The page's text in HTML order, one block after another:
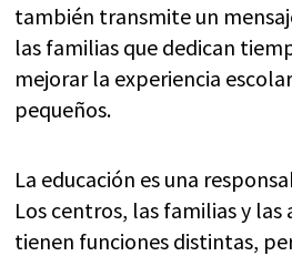
también transmite un
las familias que dedican
mejorar la experiencia
pequeños.
La educación es una
Los centros, las familias y
tienen funciones distintas,